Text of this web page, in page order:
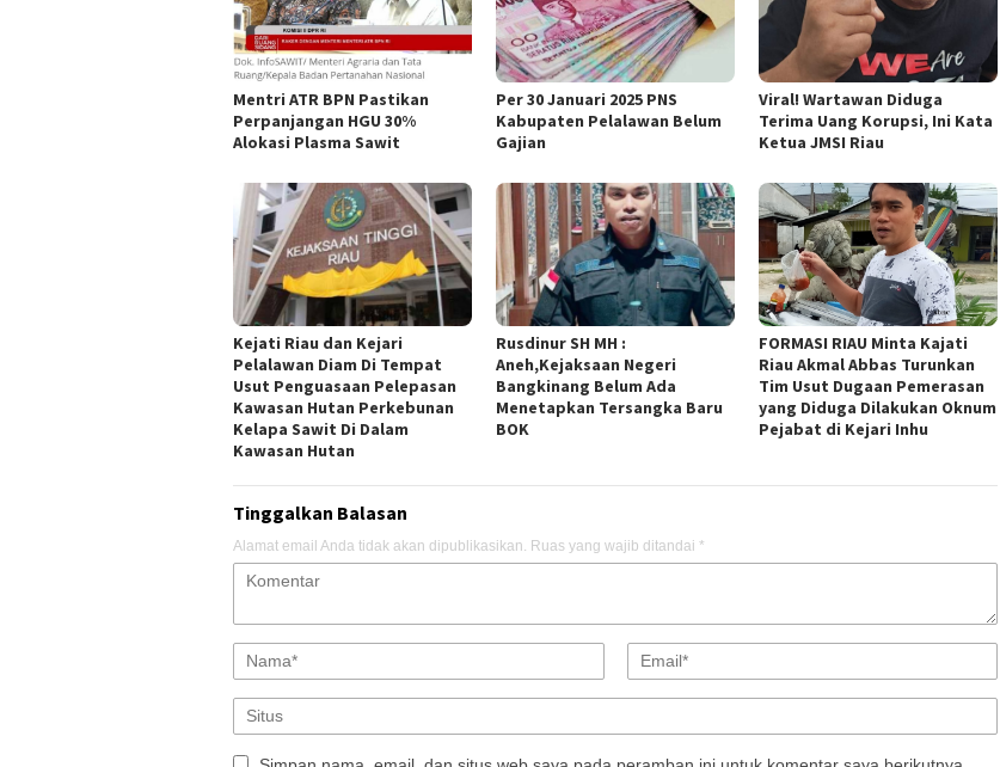
Mentri ATR BPN Pastikan
Perpanjangan HGU 30%
Alokasi Plasma Sawit
Per 30 Januari 2025 PNS
Kabupaten Pelalawan Belum
Gajian
Viral! Wartawan Diduga
Terima Uang Korupsi, Ini Kata
Ketua JMSI Riau
Kejati Riau dan Kejari
Pelalawan Diam Di Tempat
Usut Penguasaan Pelepasan
Kawasan Hutan Perkebunan
Kelapa Sawit Di Dalam
Kawasan Hutan
Rusdinur SH MH :
Aneh,Kejaksaan Negeri
Bangkinang Belum Ada
Menetapkan Tersangka Baru
BOK
FORMASI RIAU Minta Kajati
Riau Akmal Abbas Turunkan
Tim Usut Dugaan Pemerasan
yang Diduga Dilakukan Oknum
Pejabat di Kejari Inhu
Tinggalkan Balasan
Alamat email Anda tidak akan dipublikasikan. Ruas yang wajib ditandai *